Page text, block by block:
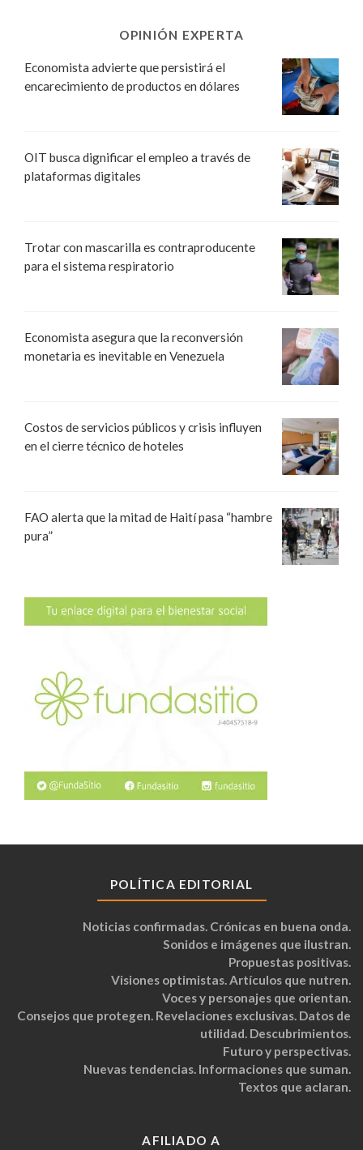
OPINIÓN EXPERTA
Economista advierte que persistirá el
encarecimiento de productos en dólares
OIT busca dignificar el empleo a través de
plataformas digitales
Trotar con mascarilla es contraproducente
para el sistema respiratorio
Economista asegura que la reconversión
monetaria es inevitable en Venezuela
Costos de servicios públicos y crisis influyen
en el cierre técnico de hoteles
FAO alerta que la mitad de Haití pasa “hambre
pura”
POLÍTICA EDITORIAL
Noticias confirmadas. Crónicas en buena onda.
Sonidos e imágenes que ilustran.
Propuestas positivas.
Visiones optimistas. Artículos que nutren.
Voces y personajes que orientan.
Consejos que protegen. Revelaciones exclusivas. Datos de
utilidad. Descubrimientos.
Futuro y perspectivas.
Nuevas tendencias. Informaciones que suman.
Textos que aclaran.
AFILIADO A